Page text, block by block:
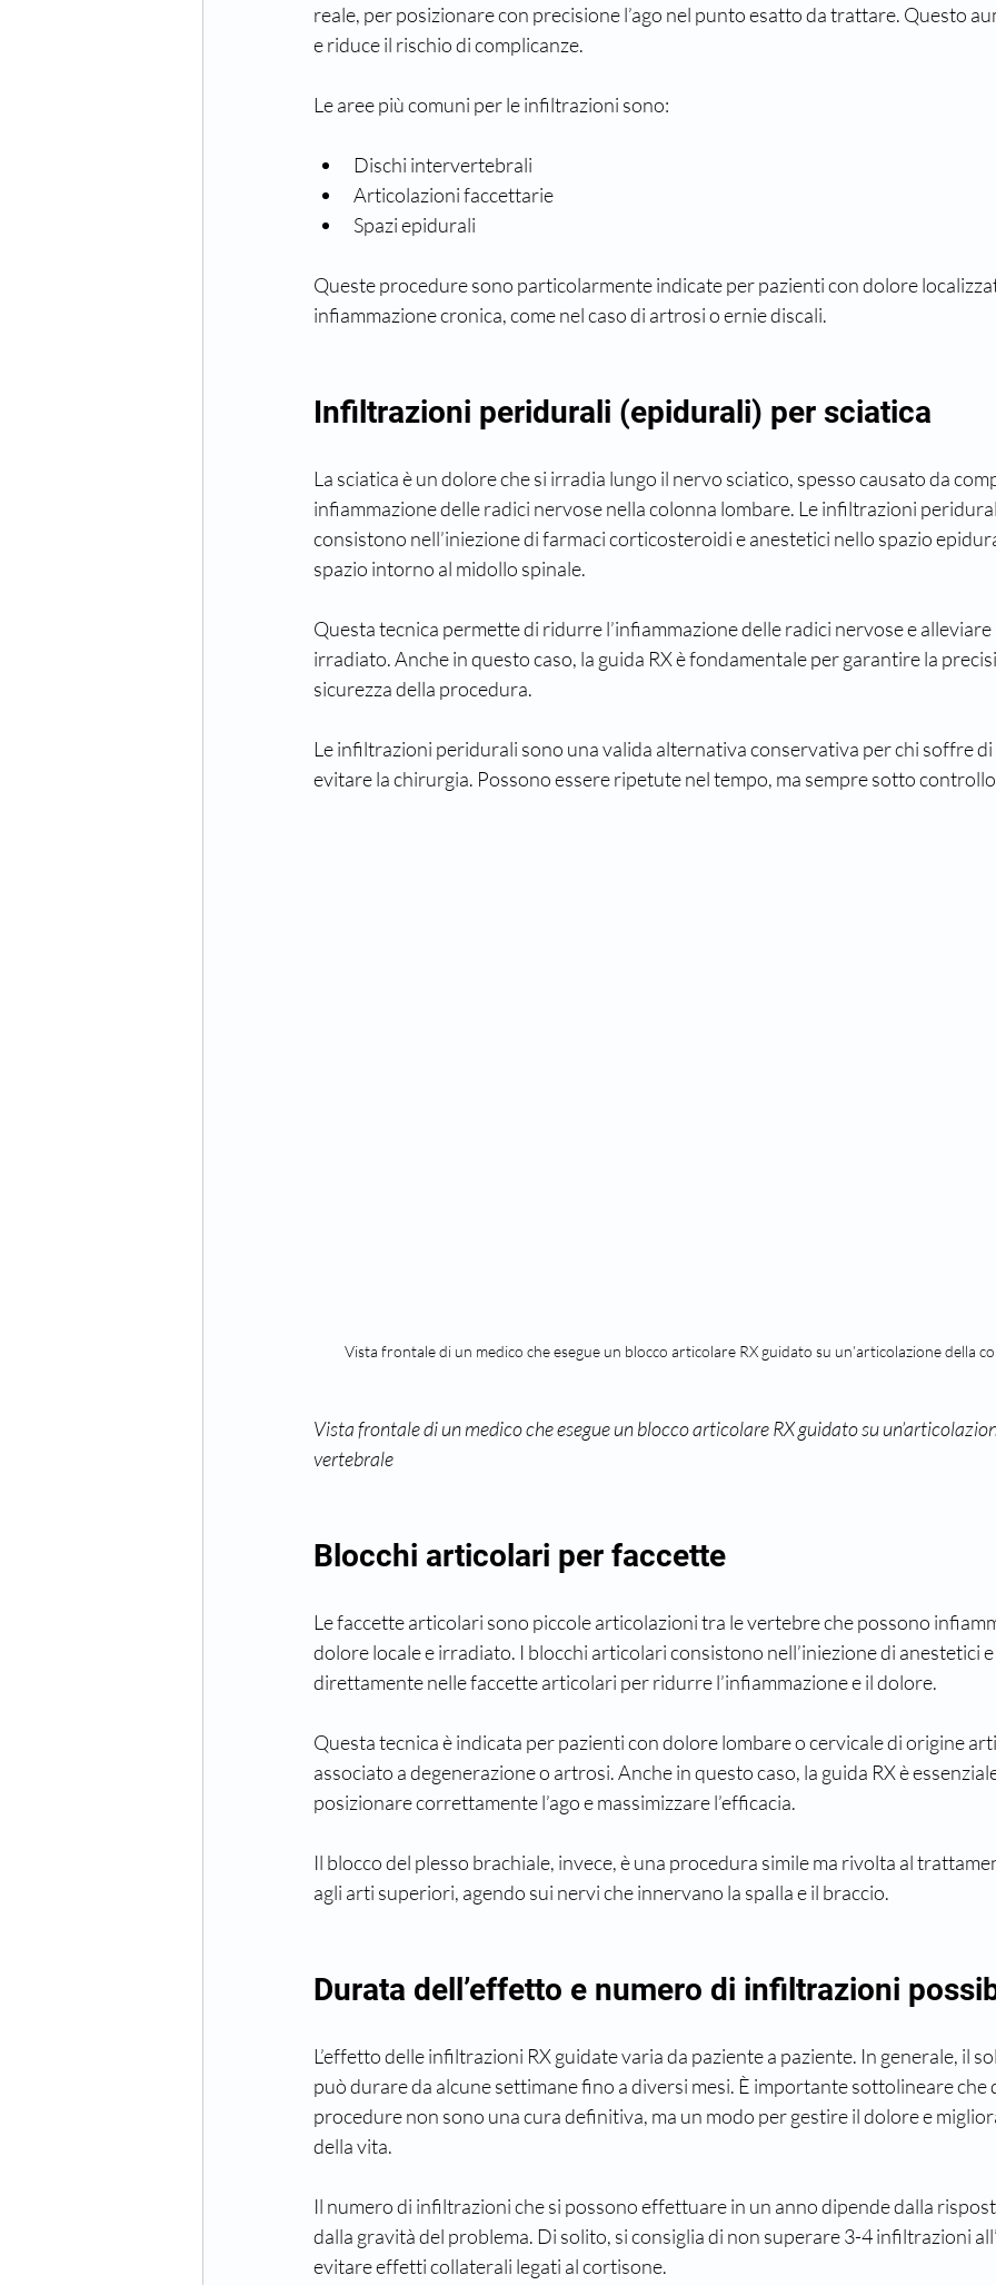
reale, per posizionare con precisione l’ago nel punto esatto da trattare. Questo
e riduce il rischio di complicanze.
Le aree più comuni per le infiltrazioni sono:
Dischi intervertebrali
Articolazioni faccettarie
Spazi epidurali
Queste procedure sono particolarmente indicate per pazienti con dolore
infiammazione cronica, come nel caso di artrosi o ernie discali.
Infiltrazioni peridurali (epidurali) per sciatica
La sciatica è un dolore che si irradia lungo il nervo sciatico, spesso causato da
infiammazione delle radici nervose nella colonna lombare. Le infiltrazioni
consistono nell’iniezione di farmaci corticosteroidi e anestetici nello spazio
spazio intorno al midollo spinale.
Questa tecnica permette di ridurre l’infiammazione delle radici nervose e
irradiato. Anche in questo caso, la guida RX è fondamentale per garantire la
sicurezza della procedura.
Le infiltrazioni peridurali sono una valida alternativa conservativa per chi soffre
evitare la chirurgia. Possono essere ripetute nel tempo, ma sempre sotto
Vista frontale di un medico che esegue un blocco articolare RX guidato su un’articolazione della
Vista frontale di un medico che esegue un blocco articolare RX guidato su
vertebrale
Blocchi articolari per faccette
Le faccette articolari sono piccole articolazioni tra le vertebre che possono
dolore locale e irradiato. I blocchi articolari consistono nell’iniezione di anestetici
direttamente nelle faccette articolari per ridurre l’infiammazione e il dolore.
Questa tecnica è indicata per pazienti con dolore lombare o cervicale di origine
associato a degenerazione o artrosi. Anche in questo caso, la guida RX è
posizionare correttamente l’ago e massimizzare l’efficacia.
Il blocco del plesso brachiale, invece, è una procedura simile ma rivolta al
agli arti superiori, agendo sui nervi che innervano la spalla e il braccio.
Durata dell’effetto e numero di infiltrazioni
L’effetto delle infiltrazioni RX guidate varia da paziente a paziente. In generale, il
può durare da alcune settimane fino a diversi mesi. È importante sottolineare che
procedure non sono una cura definitiva, ma un modo per gestire il dolore e
della vita.
Il numero di infiltrazioni che si possono effettuare in un anno dipende dalla
dalla gravità del problema. Di solito, si consiglia di non superare 3-4 infiltrazioni
evitare effetti collaterali legati al cortisone.